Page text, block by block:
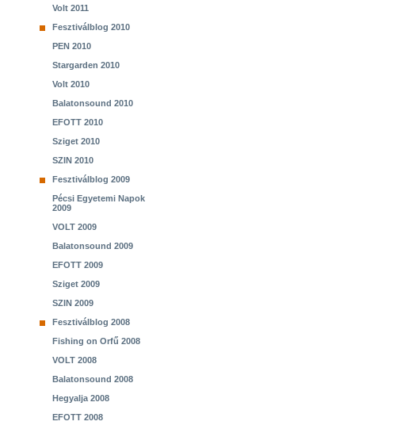
Volt 2011
Fesztiválblog 2010
PEN 2010
Stargarden 2010
Volt 2010
Balatonsound 2010
EFOTT 2010
Sziget 2010
SZIN 2010
Fesztiválblog 2009
Pécsi Egyetemi Napok
2009
VOLT 2009
Balatonsound 2009
EFOTT 2009
Sziget 2009
SZIN 2009
Fesztiválblog 2008
Fishing on Orfű 2008
VOLT 2008
Balatonsound 2008
Hegyalja 2008
EFOTT 2008